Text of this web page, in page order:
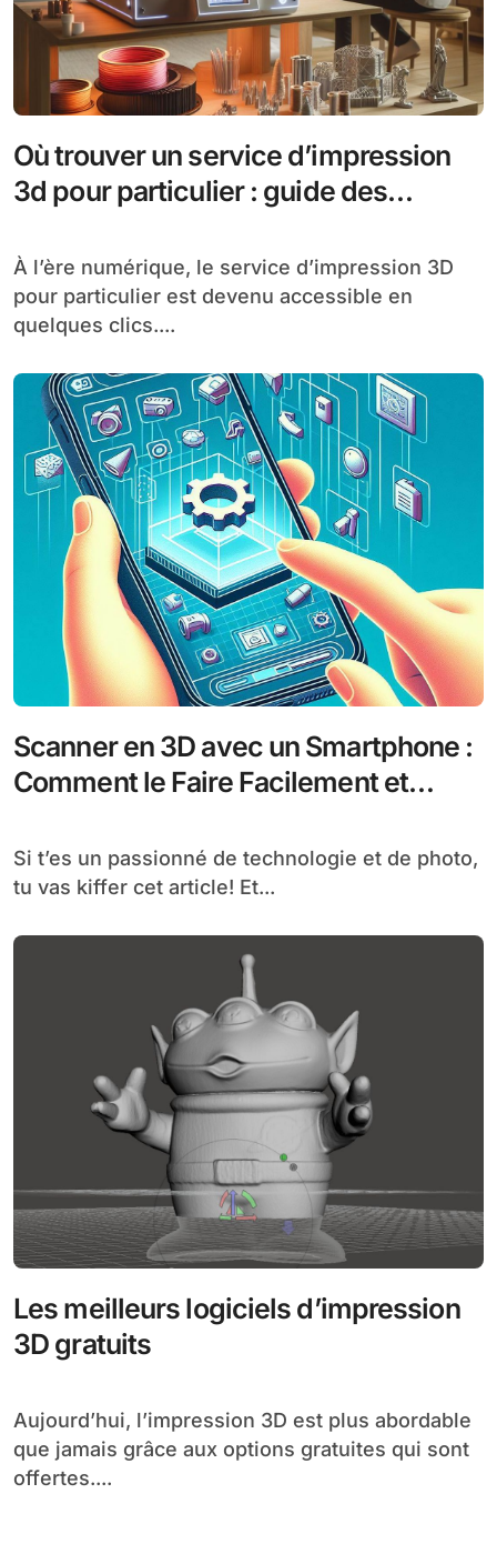
Où trouver un service d’impression
3d pour particulier : guide des
À l’ère numérique, le service d’impression 3D
pour particulier est devenu accessible en
quelques clics....
Scanner en 3D avec un Smartphone :
Comment le Faire Facilement et
Si t’es un passionné de technologie et de photo,
tu vas kiffer cet article! Et...
Les meilleurs logiciels d’impression
3D gratuits
Aujourd’hui, l’impression 3D est plus abordable
que jamais grâce aux options gratuites qui sont
offertes....